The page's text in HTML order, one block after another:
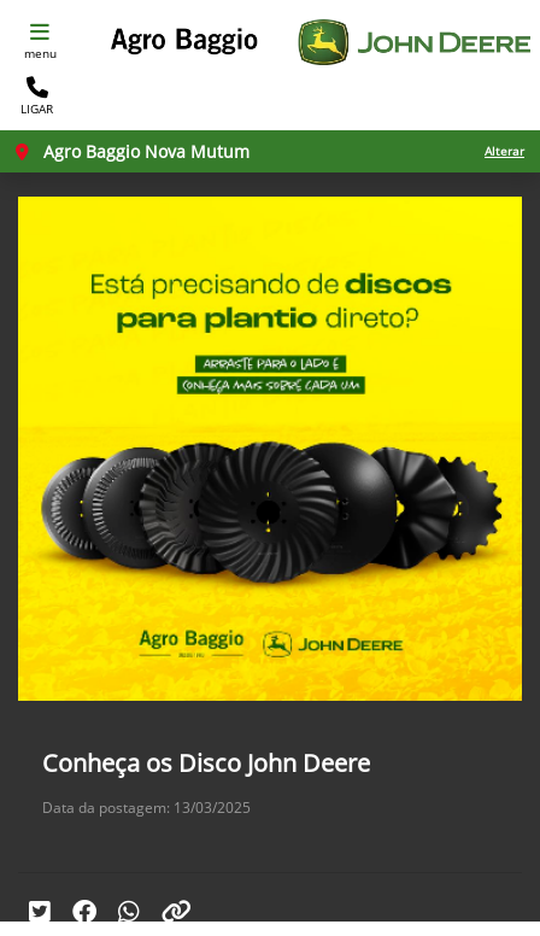
menu
LIGAR
Agro Baggio Nova Mutum Alterar
Conheça os Disco John Deere
Data da postagem: 13/03/2025